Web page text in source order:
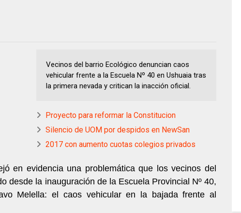
Vecinos del barrio Ecológico denuncian caos
vehicular frente a la Escuela Nº 40 en Ushuaia tras
la primera nevada y critican la inacción oficial.
Proyecto para reformar la Constitucion
Silencio de UOM por despidos en NewSan
2017 con aumento cuotas colegios privados
en evidencia una problemática que los vecinos del
desde la inauguración de la Escuela Provincial Nº 40,
Melella: el caos vehicular en la bajada frente al